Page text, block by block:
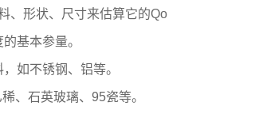
、形状、尺寸来估算它的Qo
基本参量。
如不锈钢、铝等。
、石英玻璃、95瓷等。